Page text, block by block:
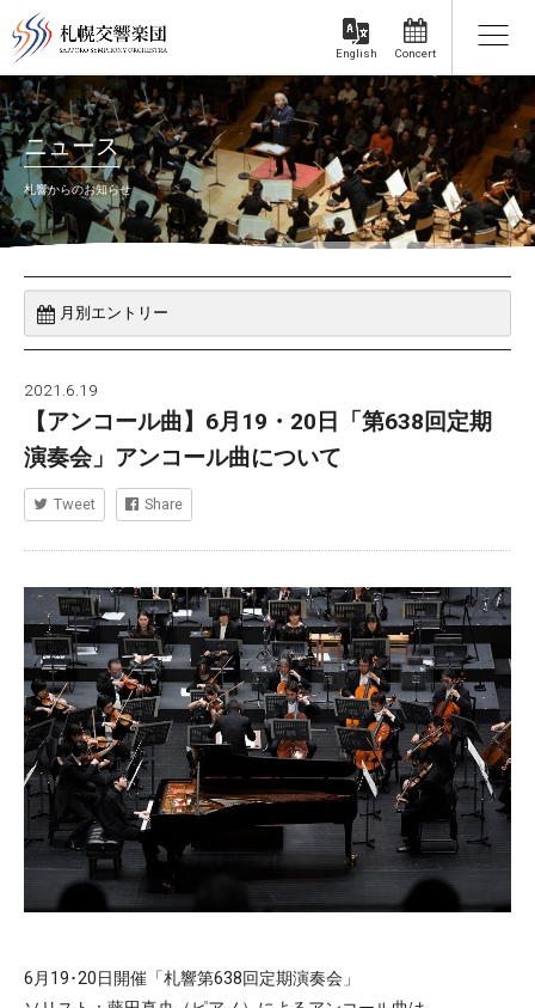
Concert
English
ニュース
札響からのお知らせ
2021.6.19
【アンコール曲】6月19・20日「第638回定期
演奏会」アンコール曲について
Tweet Share
6月19･20日開催「札響第638回定期演奏会」